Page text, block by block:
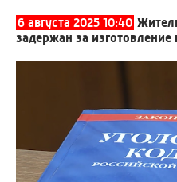
6 августа 2025 10:40
задержан за изготовление